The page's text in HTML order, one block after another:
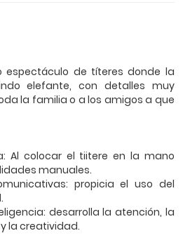
espectáculo de títeres donde la
elefante, con detalles muy
la familia o a los amigos a que
Al colocar el tiitere en la mano
manuales.
propicia el uso del
desarrolla la atención, la
la creatividad.